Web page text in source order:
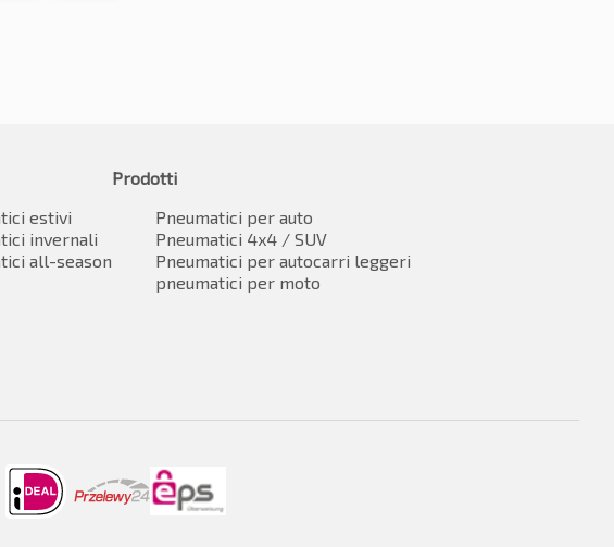
estivi
invernali
all-season
Prodotti
Pneumatici per auto
Pneumatici 4x4 / SUV
Pneumatici per autocarri leggeri
pneumatici per moto